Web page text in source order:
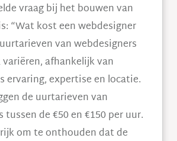
vraag bij het bouwen van
“Wat kost een webdesigner
van webdesigners
afhankelijk van
ervaring, expertise en locatie.
de uurtarieven van
tussen de €50 en €150 per uur.
om te onthouden dat de